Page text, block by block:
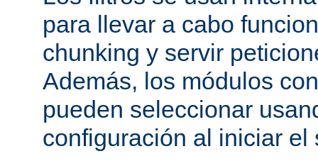
para llevar a cabo
chunking y servir
Además, los módulos
pueden seleccionar
configuración al iniciar el